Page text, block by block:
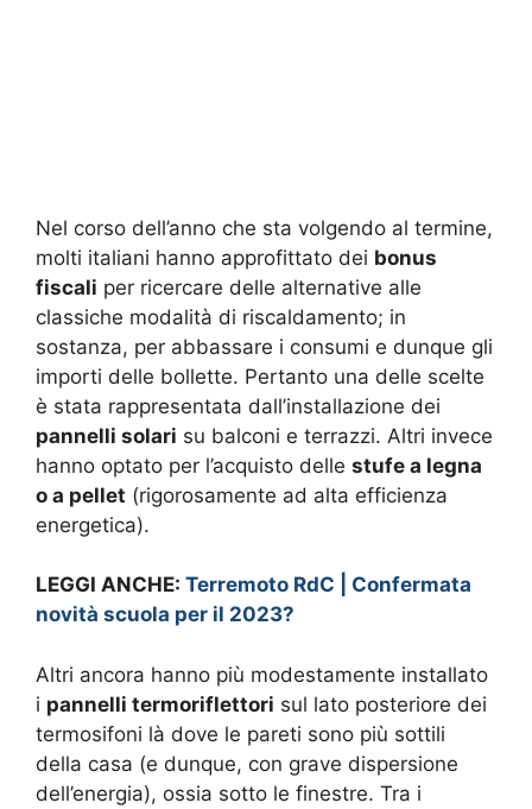
Nel corso dell’anno che sta volgendo al termine,
molti italiani hanno approfittato dei bonus
fiscali per ricercare delle alternative alle
classiche modalità di riscaldamento; in
sostanza, per abbassare i consumi e dunque gli
importi delle bollette. Pertanto una delle scelte
è stata rappresentata dall’installazione dei
pannelli solari su balconi e terrazzi. Altri invece
hanno optato per l’acquisto delle stufe a legna
o a pellet (rigorosamente ad alta efficienza
energetica).
LEGGI ANCHE: Terremoto RdC | Confermata
novità scuola per il 2023?
Altri ancora hanno più modestamente installato
i pannelli termoriflettori sul lato posteriore dei
termosifoni là dove le pareti sono più sottili
della casa (e dunque, con grave dispersione
dell’energia), ossia sotto le finestre. Tra i